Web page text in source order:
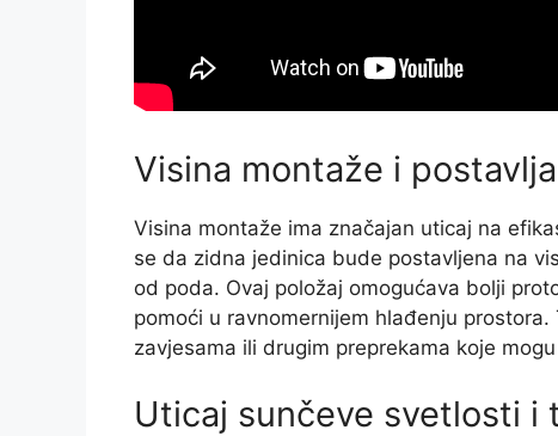
Visina montaže i
Visina montaže ima značajan uticaj na
se da zidna jedinica bude postavljena na
od poda. Ovaj položaj omogućava bolji
pomoći u ravnomernijem hlađenju
zavjesama ili drugim preprekama koje
Uticaj sunčeve svetlosti i